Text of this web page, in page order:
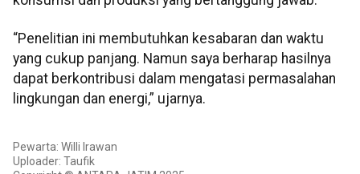
“Penelitian ini membutuhkan kesabaran dan waktu
yang cukup panjang. Namun saya berharap hasilnya
dapat berkontribusi dalam mengatasi permasalahan
lingkungan dan energi,” ujarnya.
Pewarta: Willi Irawan
Uploader: Taufik